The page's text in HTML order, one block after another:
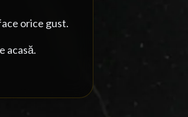
orice gust.
acasă.